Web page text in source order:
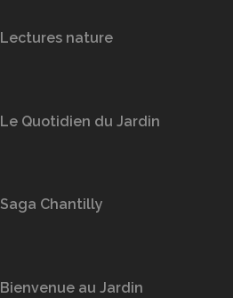
Lectures nature
Le Quotidien du Jardin
Saga Chantilly
Bienvenue au Jardin